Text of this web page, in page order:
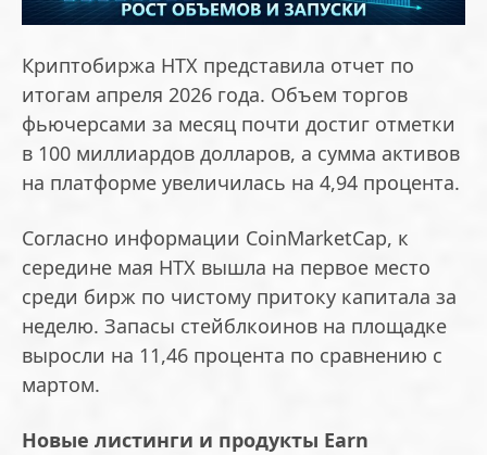
Криптобиржа HTX представила отчет по
итогам апреля 2026 года. Объем торгов
фьючерсами за месяц почти достиг отметки
в 100 миллиардов долларов, а сумма активов
на платформе увеличилась на 4,94 процента.
Согласно информации CoinMarketCap, к
середине мая HTX вышла на первое место
среди бирж по чистому притоку капитала за
неделю. Запасы стейблкоинов на площадке
выросли на 11,46 процента по сравнению с
мартом.
Новые листинги и продукты Earn